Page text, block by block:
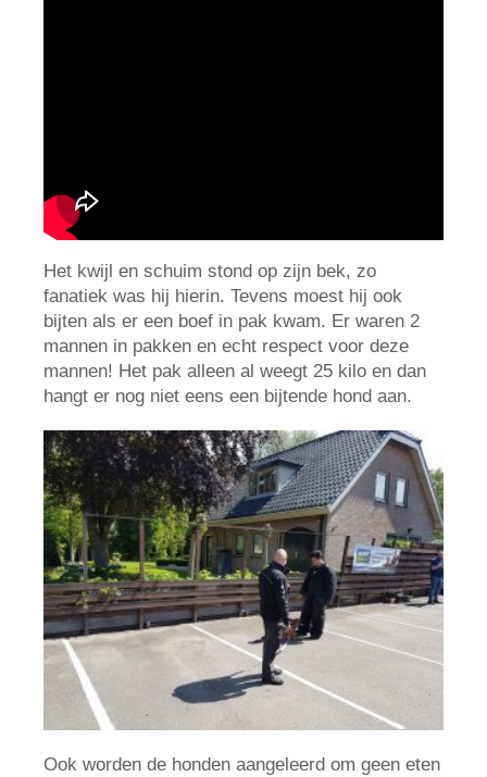
Het kwijl en schuim stond op zijn bek, zo
fanatiek was hij hierin. Tevens moest hij ook
bijten als er een boef in pak kwam. Er waren 2
mannen in pakken en echt respect voor deze
mannen! Het pak alleen al weegt 25 kilo en dan
hangt er nog niet eens een bijtende hond aan.
Ook worden de honden aangeleerd om geen eten